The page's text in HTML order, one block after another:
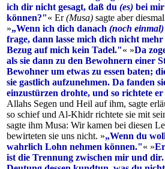
ich dir nicht gesagt, daß du (es) bei
können?"« Er(Musa) sagte aber
»„Wenn ich dich danach (noch einmal)
frage, dann lasse mich dich nicht
Bezug auf mich kein Tadel."« »Da
als sie dann zu den Bewohnern einer
Bewohner um etwas zu essen baten;
sie gastlich aufzunehmen. Da fanden
einzustürzen drohte, und so richtete er
Allahs Segen und Heil auf ihm, sagte
so schief und Al-Khidr richtete sie mit
sagte ihm Musa: Wir kamen bei diesen
bewirteten sie uns nicht. »„Wenn du
wahrlich Lohn nehmen können."« »Er
ist die Trennung zwischen mir und